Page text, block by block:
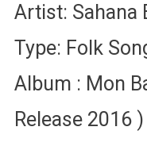
Artist: Sahana
Type: Folk
Album : Mon
Release 2016 )